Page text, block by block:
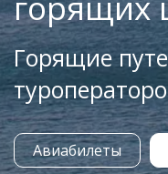
Горящие
Авиабилеты